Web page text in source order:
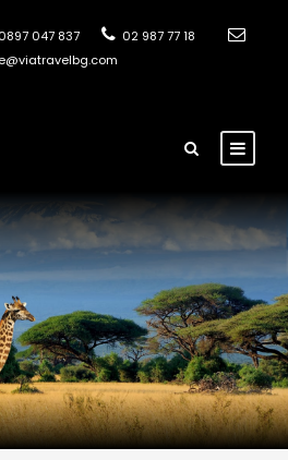
0897 047 837
02 987 77 18